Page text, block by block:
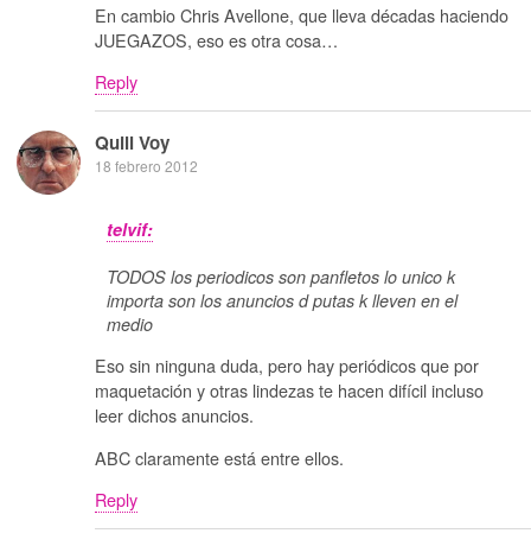
En cambio Chris Avellone, que lleva décadas haciendo
JUEGAZOS, eso es otra cosa…
Reply
Quill Voy
18 febrero 2012
telvif:
TODOS los periodicos son panfletos lo unico k
importa son los anuncios d putas k lleven en el
medio
Eso sin ninguna duda, pero hay periódicos que por
maquetación y otras lindezas te hacen difícil incluso
leer dichos anuncios.
ABC claramente está entre ellos.
Reply